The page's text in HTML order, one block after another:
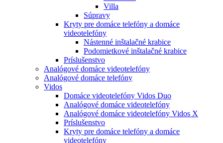
Villa
Súpravy
Kryty pre domáce telefóny a domáce
videotelefóny
Nástenné inštalačné krabice
Podomietkové inštalačné krabice
Príslušenstvo
Analógové domáce videotelefóny
Analógové domáce telefóny
Vidos
Domáce videotelefóny Vidos Duo
Analógové domáce videotelefóny
Analógové domáce videotelefóny Vidos X
Príslušenstvo
Kryty pre domáce telefóny a domáce
videotelefóny